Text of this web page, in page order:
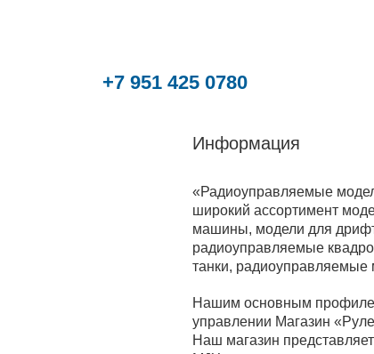
+7 951 425 0780
Информация
«Радиоуправляемые
широкий ассортимент
машины, модели для
радиоуправляемые
танки, радиоуправляемые
Нашим основным
управлении Магазин
Наш магазин